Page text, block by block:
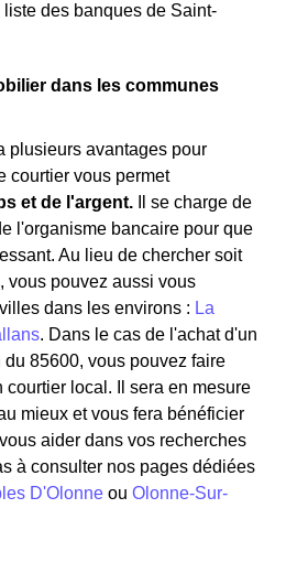
des banques de Saint-
dans les communes
plusieurs avantages pour
courtier vous permet
et de l'argent.
Il se charge de
l'organisme bancaire pour que
Au lieu de chercher soit
vous pouvez aussi vous
dans les environs : La
. Dans le cas de l'achat d'un
85600, vous pouvez faire
local. Il sera en mesure
mieux et vous fera bénéficier
aider dans vos recherches
à consulter nos pages dédiées
D'Olonne ou Olonne-Sur-